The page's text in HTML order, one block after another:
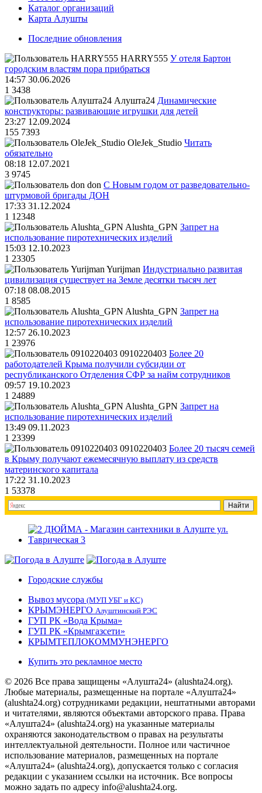
Каталог организаций
Карта Алушты
Последние обновления
HARRY555 У отеля Бартон
городским властям пора прибраться
14:57 30.06.2026
1 3438
Алушта24 Динамические
конструкторы: развивающие игрушки для детей
23:27 12.09.2024
155 7393
OleJek_Studio Читать
обязательно
08:18 12.07.2021
3 9745
don С Новым годом от разведовательно-
штурмовой бригады ДОН
17:33 31.12.2024
1 12348
Alushta_GPN Запрет на
использование пиротехнических изделий
15:03 12.10.2023
1 23305
Yurijman Индустриально развитая
цивилизация существует на Земле десятки тысяч лет
07:18 08.08.2015
1 8585
Alushta_GPN Запрет на
использование пиротехнических изделий
12:57 26.10.2023
1 23976
0910220403 Более 20
работодателей Крыма получили субсидии от
республиканского Отделения СФР за найм сотрудников
09:57 19.10.2023
1 24889
Alushta_GPN Запрет на
использование пиротехнических изделий
13:49 09.11.2023
1 23399
0910220403 Более 20 тысяч семей
в Крыму получают ежемесячную выплату из средств
материнского капитала
17:22 31.10.2023
1 53378
Городские службы
Вывоз мусора (МУП УБГ и КС)
КРЫМЭНЕРГО Алуштинский РЭС
ГУП РК «Вода Крыма»
ГУП РК «Крымгазсети»
КРЫМТЕПЛОКОММУНЭНЕРГО
Купить это рекламное место
© 2026 Все права защищены «Алушта24» (alushta24.org).
Любые материалы, размещенные на портале «Алушта24»
(alushta24.org) сотрудниками редакции, нештатными авторами
и читателями, являются объектами авторского права. Права
«Алушта24» (alushta24.org) на указанные материалы
охраняются законодательством о правах на результаты
интеллектуальной деятельности. Полное или частичное
использование материалов, размещенных на портале
«Алушта24» (alushta24.org), допускается только с согласия
редакции с указанием ссылки на источник. Все вопросы
можно задать по адресу info@alushta24.org.